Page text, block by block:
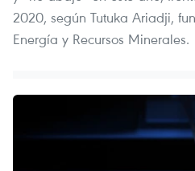
2020, según Tutuka Ariadji,
Energía y Recursos Minerales.